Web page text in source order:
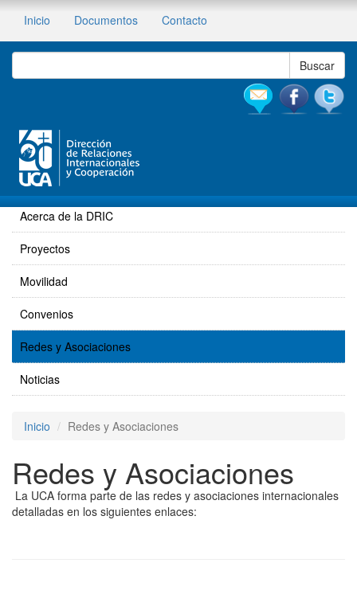
Inicio Documentos Contacto
Acerca de la DRIC
Proyectos
Movilidad
Convenios
Redes y Asociaciones
Noticias
Inicio Redes y Asociaciones
Redes y Asociaciones
La UCA forma parte de las redes y asociaciones internacionales
detalladas en los siguientes enlaces: